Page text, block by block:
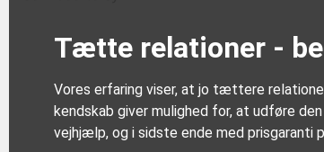
Tætte relationer -
Vores erfaring viser, at jo tættere
kendskab giver mulighed for, at udføre
vejhjælp, og i sidste ende med prisgaranti